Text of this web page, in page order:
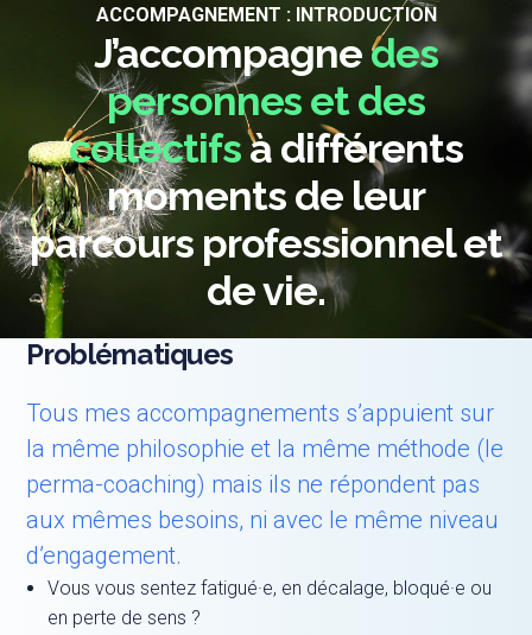
ACCOMPAGNEMENT : INTRODUCTION
J’accompagne des
personnes et des
collectifsà différents
moments de leur
parcours professionnel et
de vie.
Problématiques
Tous mes accompagnements s’appuient sur
la même philosophie et la même méthode (le
perma-coaching) mais ils ne répondent pas
aux mêmes besoins, ni avec le même niveau
d’engagement.
Vous vous sentez fatigué·e, en décalage, bloqué·e ou
en perte de sens ?